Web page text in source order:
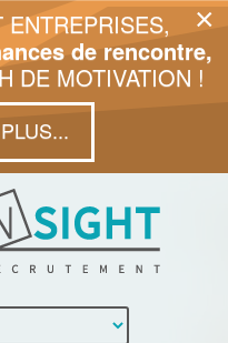
×
ENTREPRISES,
de rencontre,
DE MOTIVATION !